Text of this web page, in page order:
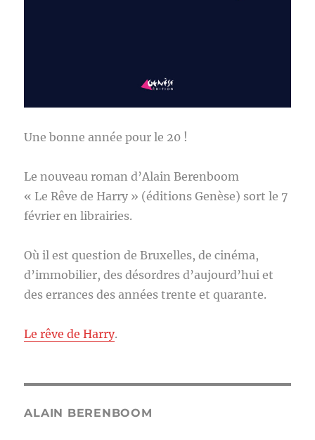
Une bonne année pour le 20 !
Le nouveau roman d’Alain Berenboom
« Le Rêve de Harry » (éditions Genèse) sort le 7
février en librairies.
Où il est question de Bruxelles, de cinéma,
d’immobilier, des désordres d’aujourd’hui et
des errances des années trente et quarante.
Le rêve de Harry.
ALAIN BERENBOOM